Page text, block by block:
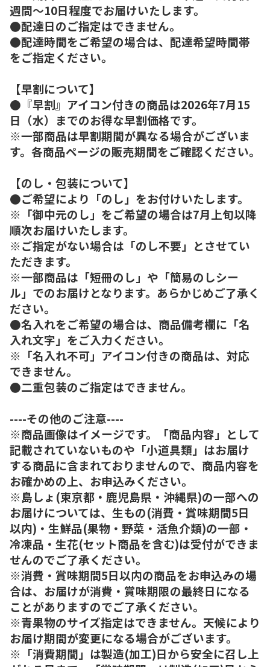
週間～10日程度でお届けいたします。
●配達日のご指定はできません。
●配達時間をご希望の場合は、配達希望時間帯
をご指定ください。
【早割について】
●『早割』アイコン付きの商品は2026年7月15
日（水）までのお得な早割価格です。
※一部商品は早割期間が異なる場合がございま
す。各商品ページの販売期間をご確認ください。
【のし・包装について】
●ご希望により「のし」をお付けいたします。
※「御中元のし」をご希望の場合は7月上旬以降
順次お届けいたします。
※ご指定がない場合は「のし不要」とさせてい
ただきます。
※一部商品は「短冊のし」や「簡易のしシー
ル」でのお届けとなります。あらかじめご了承く
ださい。
●名入れをご希望の場合は、商品備考欄に「名
入れ文字」をご入力ください。
※「名入れ不可」アイコン付きの商品は、対応
できません。
●二重包装のご指定はできません。
----その他のご注意----
※商品画像はイメージです。「商品内容」として
記載されていないものや「小道具類」はお届け
する商品に含まれておりませんので、商品内容を
お確かめの上、お申込みください。
※島しょ(東京都・鹿児島県・沖縄県)の一部への
お届けについては、生もの(消費・賞味期間5日
以内)・生鮮品(果物・野菜・活魚介類)の一部・
冷凍品・生花(セット商品を含む)は受付ができま
せんのでご了承ください。
※消費・賞味期間5日以内の商品をお申込みの場
合は、お届けが消費・賞味期限の最終日になる
ことがありますのでご了承ください。
※青果物のサイズ指定はできません。天候により
お届け期間が変更になる場合がございます。
※「消費期間」は製造(加工)日から安全に召し上